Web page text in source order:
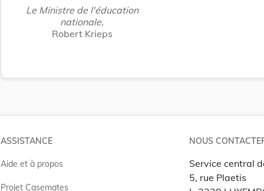
Le Ministre de l'éducation
nationale,
Robert Krieps
ASSISTANCE
Aide et à propos
Projet Casemates
NOUS
Service central
5, rue Plaetis